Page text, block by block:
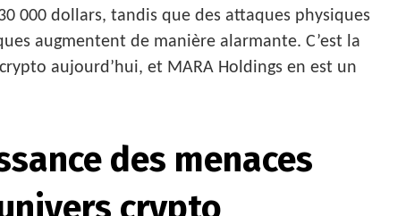
000 dollars, tandis que des attaques physiques
augmentent de manière alarmante. C’est la
aujourd’hui, et MARA Holdings en est un
des menaces